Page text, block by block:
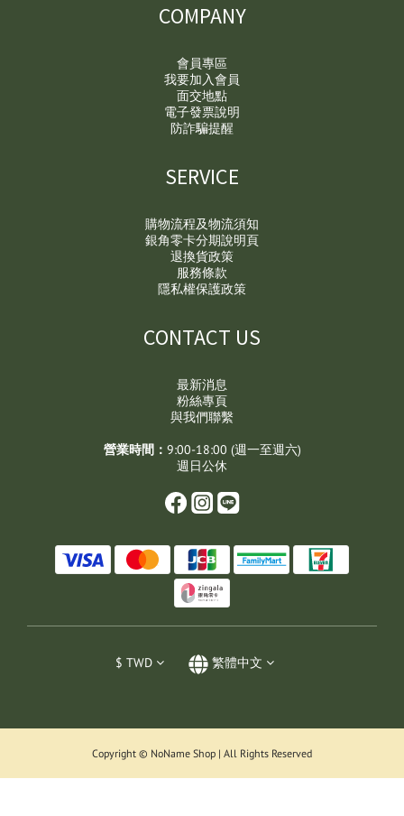
COMPANY
會員專區
我要加入會員
面交地點
電子發票說明
防詐騙提醒
SERVICE
購物流程及物流須知
銀角零卡分期說明頁
退換貨政策
服務條款
隱私權保護政策
CONTACT US
最新消息
粉絲專頁
與我們聯繫
營業時間： 9:00-18:00 (週一至週六)
週日公休
$ TWD 繁體中文
Copyright © NoName Shop | All Rights Reserved